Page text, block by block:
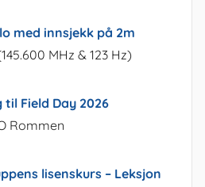
med innsjekk på 2m
MHz & 123 Hz)
til Field Day 2026
Rommen
lisenskurs – Leksjon